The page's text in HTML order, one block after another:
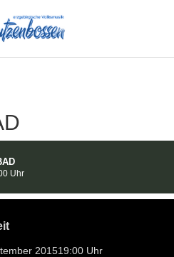
Uhr
201519:00 Uhr